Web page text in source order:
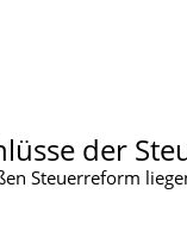
der
Steuerreform